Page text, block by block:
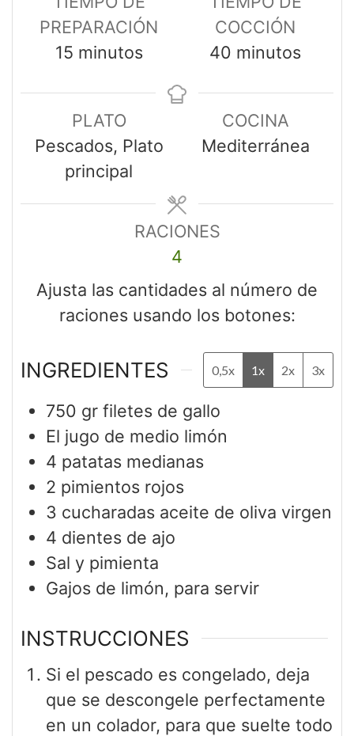
PREPARACIÓN
15 minutos
COCCIÓN
40 minutos
PLATO
Pescados, Plato
principal
COCINA
Mediterránea
RACIONES
4
Ajusta las cantidades al número de
raciones usando los botones:
INGREDIENTES 0,5x 1x 2x 3x
750 gr filetes de gallo
El jugo de medio limón
4 patatas medianas
2 pimientos rojos
3 cucharadas aceite de oliva virgen
4 dientes de ajo
Sal y pimienta
Gajos de limón, para servir
INSTRUCCIONES
Si el pescado es congelado, deja
que se descongele perfectamente
en un colador, para que suelte todo